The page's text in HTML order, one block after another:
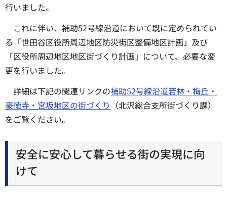
行いました。
これに伴い、補助52号線沿道において既に定められてい
る「世田谷区役所周辺地区防災街区整備地区計画」及び
「区役所周辺地区地区街づくり計画」について、必要な変
更を行いました。
詳細は下記の関連リンクの補助52号線沿道若林・梅丘・
豪徳寺・宮坂地区の街づくり （北沢総合支所街づくり課）
をご覧ください。
安全に安心して暮らせる街の実現に向
けて